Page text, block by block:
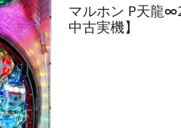
マルホン P天龍
中古実機】